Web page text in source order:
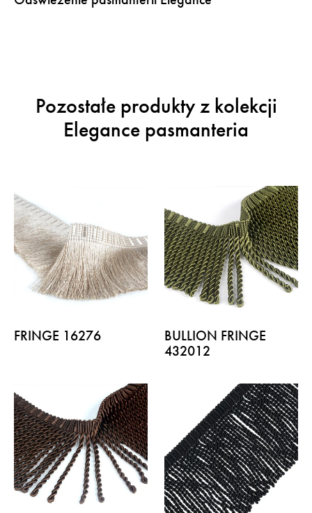
Pozostałe produkty z kolekcji
Elegance pasmanteria
FRINGE 16276
BULLION FRINGE
432012